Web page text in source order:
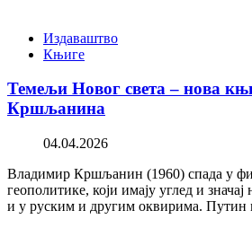
Издаваштво
Књиге
Темељи Новог света – нова
Кршљанина
04.04.2026
Владимир Кршљанин (1960) спада у
геополитике, који имају углед и
и у руским и другим оквирима. Путин